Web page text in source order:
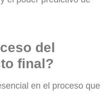
del
final?
en el proceso que